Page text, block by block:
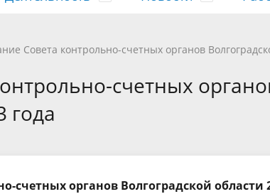
Структура
Сводные планы
Тезисы докладов и выступлений
Медиагалерея
График приема
Противодействие коррупции
Совета контрольно-счетных органов
счетных
года
счетных органов Волгоградской области